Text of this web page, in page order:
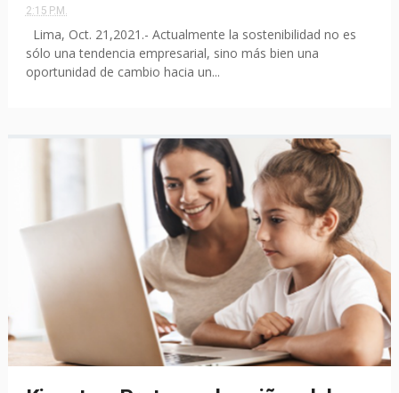
2:15 P.M.
Lima, Oct. 21,2021.- Actualmente la sostenibilidad no es
sólo una tendencia empresarial, sino más bien una
oportunidad de cambio hacia un...